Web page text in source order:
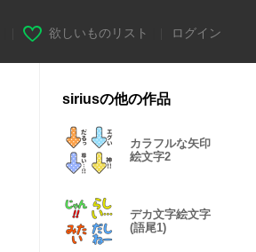
欲しいものリスト ログイン
siriusの他の作品
カラフルな矢印
絵文字2
デカ文字絵文字
(語尾1)